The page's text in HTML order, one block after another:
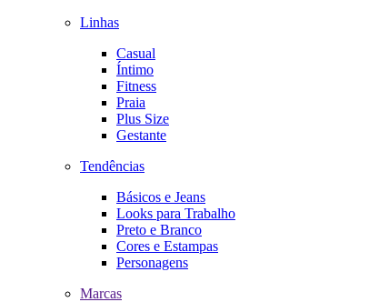
Linhas
Casual
Íntimo
Fitness
Praia
Plus Size
Gestante
Tendências
Básicos e Jeans
Looks para Trabalho
Preto e Branco
Cores e Estampas
Personagens
Marcas